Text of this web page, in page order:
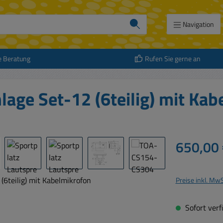
Navigation
Beratung Rufen Sie gerne an
Set-12 (6teilig) mit
Regulärer
650,00
Preise inkl.
Sofort